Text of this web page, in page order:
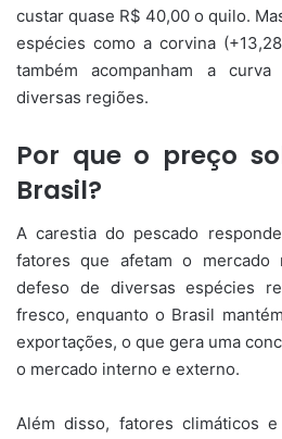
custar quase R$ 40,00 o quilo.
espécies como a corvina
também acompanham a
diversas regiões.
Por que o preço
Brasil?
A carestia do pescado
fatores que afetam o mercado
defeso de diversas espécies
fresco, enquanto o Brasil
exportações, o que gera uma
o mercado interno e externo.
Além disso, fatores climáticos